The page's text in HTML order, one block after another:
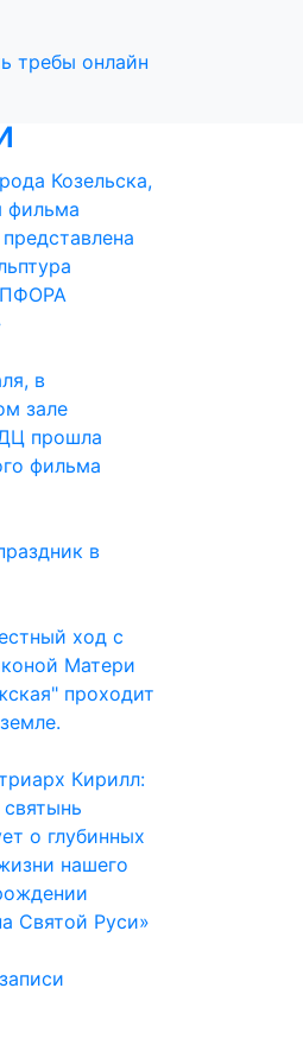
требы онлайн
Козельска,
фильма
в
зале
прошла
фильма
в
ход с
Матери
проходит
Кирилл:
о глубинных
нашего
Святой Руси»